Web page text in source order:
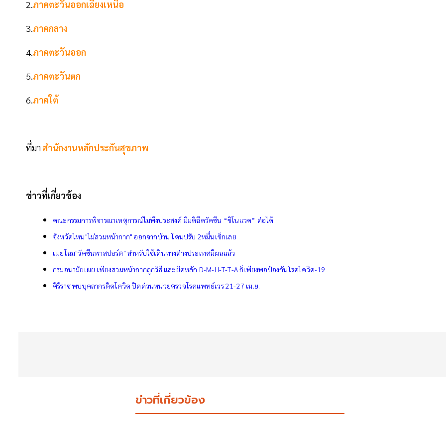
2.ภาคตะวันออกเฉียงเหนือ
3.ภาคกลาง
4.ภาคตะวันออก
5.ภาคตะวันตก
6.ภาคใต้
ที่มา สำนักงานหลักประกันสุขภาพ
ข่าวที่เกี่ยวข้อง
คณะกรรมการพิจารณาเหตุการณ์ไม่พึงประสงค์ มีมติฉีดวัคซีน “ซิโนแวค” ต่อได้
จังหวัดไหน"ไม่สวมหน้ากาก" ออกจากบ้าน โดนปรับ 2หมื่นเช็กเลย
เผยโฉม"วัคซีนพาสปอร์ต" สำหรับใช้เดินทางต่างประเทศมีผลแล้ว
กรมอนามัยเผย เพียงสวมหน้ากากถูกวิธี และยึดหลัก D-M-H-T-T-A ก็เพียงพอป้องกันโรคโควิด-19
ศิริราช พบบุคลากรติดโควิด ปิดด่วนหน่วยตรวจโรคแพทย์เวร 21-27 เม.ย.
ข่าวที่เกี่ยวข้อง